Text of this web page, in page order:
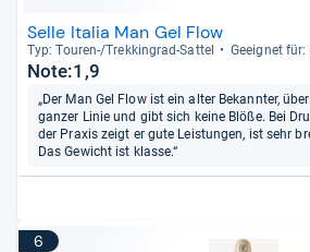
Selle Italia Man Gel Flow
Typ: Tou­ren-​/Trek­kin­grad-​Sat­tel Geeig­net
Note:1,9
„Der Man Gel Flow ist ein alter Bekannter,
ganzer Linie und gibt sich keine Blöße. Bei
der Praxis zeigt er gute Leistungen, ist sehr
Das Gewicht ist klasse.“
6